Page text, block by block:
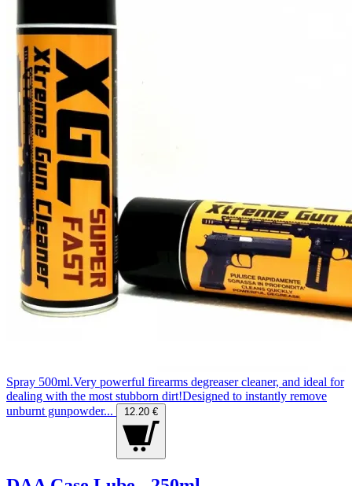
Spray 500ml.Very powerful firearms degreaser cleaner, and ideal for
dealing with the most stubborn dirt!Designed to instantly remove
unburnt gunpowder...
12.20 €